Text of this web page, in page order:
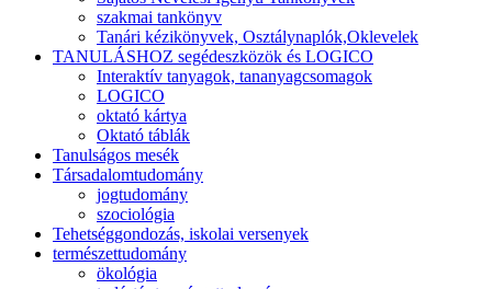
szakmai tankönyv
Tanári kézikönyvek, Osztálynaplók,Oklevelek
TANULÁSHOZ segédeszközök és LOGICO
Interaktív tanyagok, tananyagcsomagok
LOGICO
oktató kártya
Oktató táblák
Tanulságos mesék
Társadalomtudomány
jogtudomány
szociológia
Tehetséggondozás, iskolai versenyek
természettudomány
ökológia